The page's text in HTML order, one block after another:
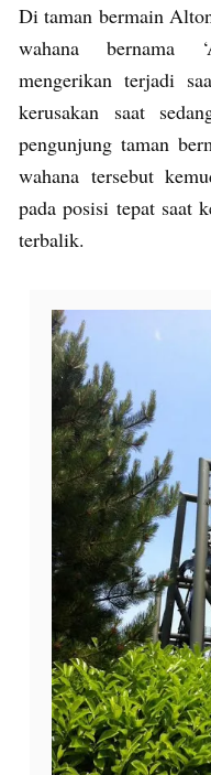
Di taman bermain
wahana bernama
mengerikan terjadi
kerusakan saat
pengunjung taman
wahana tersebut
pada posisi tepat saat
terbalik.